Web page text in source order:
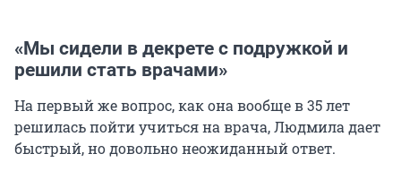
«Мы сидели в декрете с подружкой и
решили стать врачами»
На первый же вопрос, как она вообще в 35 лет
решилась пойти учиться на врача, Людмила дает
быстрый, но довольно неожиданный ответ.